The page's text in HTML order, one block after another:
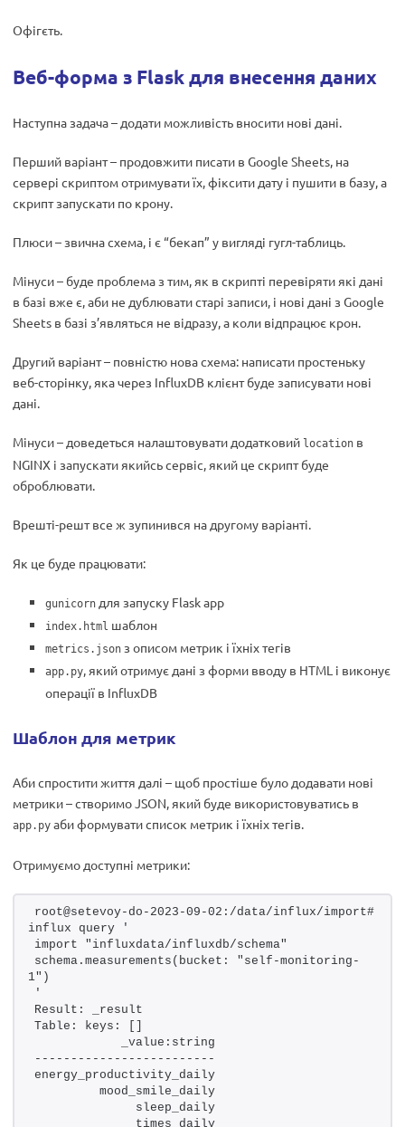
Офігєть.
Веб-форма з Flask для внесення даних
Наступна задача – додати можливість вносити нові дані.
Перший варіант – продовжити писати в Google Sheets, на
сервері скриптом отримувати їх, фіксити дату і пушити в базу, а
скрипт запускати по крону.
Плюси – звична схема, і є “бекап” у вигляді гугл-таблиць.
Мінуси – буде проблема з тим, як в скрипті перевіряти які дані
в базі вже є, аби не дублювати старі записи, і нові дані з Google
Sheets в базі з’являться не відразу, а коли відпрацює крон.
Другий варіант – повністю нова схема: написати простеньку
веб-сторінку, яка через InfluxDB клієнт буде записувати нові
дані.
Мінуси – доведеться налаштовувати додатковий location в
NGINX і запускати якийсь сервіс, який це скрипт буде
оброблювати.
Врешті-решт все ж зупинився на другому варіанті.
Як це буде працювати:
gunicorn для запуску Flask app
index.html шаблон
metrics.json з описом метрик і їхніх тегів
app.py, який отримує дані з форми вводу в HTML і виконує
операції в InfluxDB
Шаблон для метрик
Аби спростити життя далі – щоб простіше було додавати нові
метрики – створимо JSON, який буде використовуватись в
app.py аби формувати список метрик і їхніх тегів.
Отримуємо доступні метрики:
root@setevoy-do-2023-09-02:/data/influx/import#
influx query '
import "influxdata/influxdb/schema"
schema.measurements(bucket: "self-monitoring-
1")
'
Result: _result
Table: keys: []
            _value:string
-------------------------
energy_productivity_daily
         mood_smile_daily
              sleep_daily
              times_daily